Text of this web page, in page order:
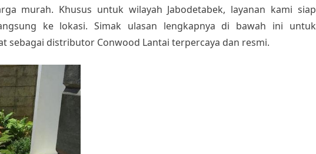
murah. Khusus untuk wilayah Jabodetabek, layanan kami siap
ke lokasi. Simak ulasan lengkapnya di bawah ini untuk
sebagai distributor Conwood Lantai terpercaya dan resmi.